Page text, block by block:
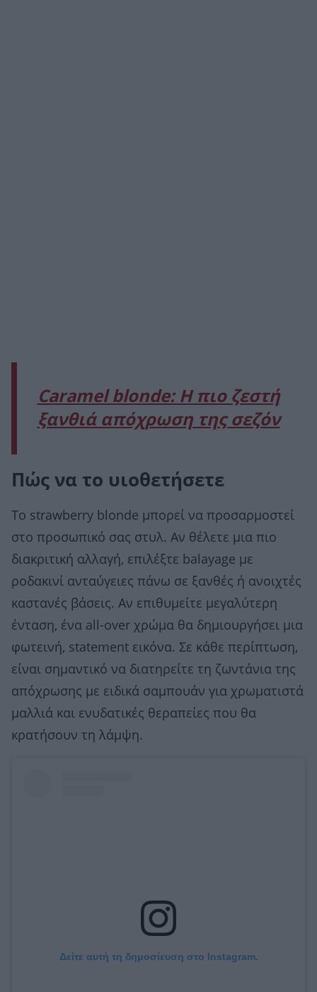
Caramel blonde: Η πιο ζεστή
ξανθιά απόχρωση της σεζόν
Πώς να το υιοθετήσετε
Το strawberry blonde μπορεί να προσαρμοστεί
στο προσωπικό σας στυλ. Αν θέλετε μια πιο
διακριτική αλλαγή, επιλέξτε balayage με
ροδακινί ανταύγειες πάνω σε ξανθές ή ανοιχτές
καστανές βάσεις. Αν επιθυμείτε μεγαλύτερη
ένταση, ένα all-over χρώμα θα δημιουργήσει μια
φωτεινή, statement εικόνα. Σε κάθε περίπτωση,
είναι σημαντικό να διατηρείτε τη ζωντάνια της
απόχρωσης με ειδικά σαμπουάν για χρωματιστά
μαλλιά και ενυδατικές θεραπείες που θα
κρατήσουν τη λάμψη.
Δείτε αυτή τη δημοσίευση στο Instagram.